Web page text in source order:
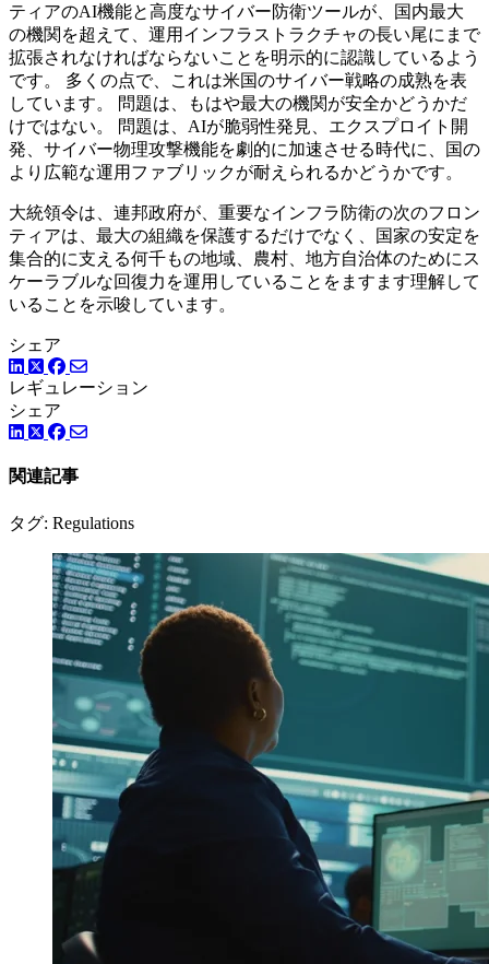
ティアのAI機能と高度なサイバー防衛ツールが、国内最大
の機関を超えて、運用インフラストラクチャの長い尾にまで
拡張されなければならないことを明示的に認識しているよう
です。 多くの点で、これは米国のサイバー戦略の成熟を表
しています。 問題は、もはや最大の機関が安全かどうかだ
けではない。 問題は、AIが脆弱性発見、エクスプロイト開
発、サイバー物理攻撃機能を劇的に加速させる時代に、国の
より広範な運用ファブリックが耐えられるかどうかです。
大統領令は、連邦政府が、重要なインフラ防衛の次のフロン
ティアは、最大の組織を保護するだけでなく、国家の安定を
集合的に支える何千もの地域、農村、地方自治体のためにス
ケーラブルな回復力を運用していることをますます理解して
いることを示唆しています。
シェア
LinkedIn
ツイッター
Facebook
レギュレーション
シェア
LinkedIn
ツイッター
Facebook
関連記事
タグ: Regulations